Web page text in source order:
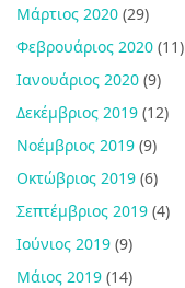
Μάρτιος 2020 (29)
Φεβρουάριος 2020 (11)
Ιανουάριος 2020 (9)
Δεκέμβριος 2019 (12)
Νοέμβριος 2019 (9)
Οκτώβριος 2019 (6)
Σεπτέμβριος 2019 (4)
Ιούνιος 2019 (9)
Μάιος 2019 (14)